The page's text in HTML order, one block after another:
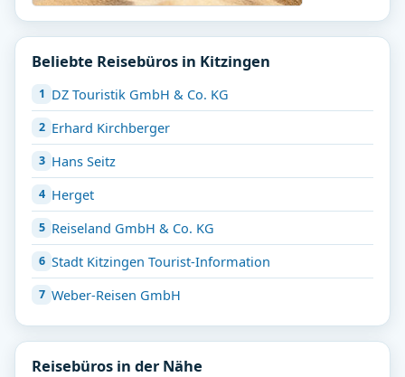
Beliebte Reisebüros in Kitzingen
DZ Touristik GmbH & Co. KG
Erhard Kirchberger
Hans Seitz
Herget
Reiseland GmbH & Co. KG
Stadt Kitzingen Tourist-Information
Weber-Reisen GmbH
Reisebüros in der Nähe